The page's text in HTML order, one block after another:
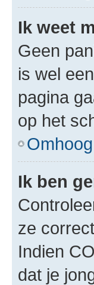
Ik weet
Geen
is wel
pagina
op het
Omhoog
Ik ben
ze
Indien
dat je